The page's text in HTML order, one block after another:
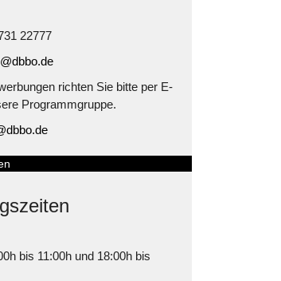
22777
richten Sie bitte per E-
Programmgruppe.
bis 11:00h und 18:00h bis